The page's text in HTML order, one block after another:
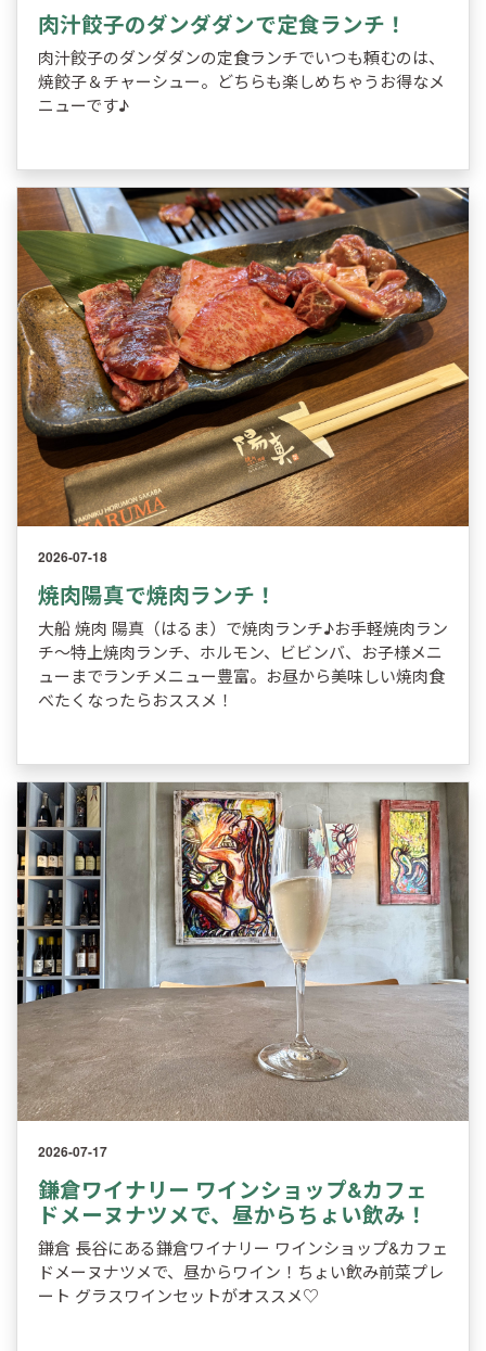
肉汁餃子のダンダダンで定食ランチ！
肉汁餃子のダンダダンの定食ランチでいつも頼むのは、
焼餃子＆チャーシュー。どちらも楽しめちゃうお得なメ
ニューです♪
2026-07-18
焼肉陽真で焼肉ランチ！
大船 焼肉 陽真（はるま）で焼肉ランチ♪お手軽焼肉ラン
チ～特上焼肉ランチ、ホルモン、ビビンバ、お子様メニ
ューまでランチメニュー豊富。お昼から美味しい焼肉食
べたくなったらおススメ！
2026-07-17
鎌倉ワイナリー ワインショップ&カフェ
ドメーヌナツメで、昼からちょい飲み！
鎌倉 長谷にある鎌倉ワイナリー ワインショップ&カフェ
ドメーヌナツメで、昼からワイン！ちょい飲み前菜プレ
ート グラスワインセットがオススメ♡